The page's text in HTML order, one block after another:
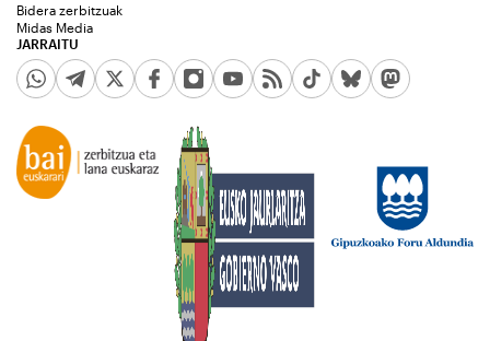
JARRAITU
Bidera zerbitzuak
Midas Media